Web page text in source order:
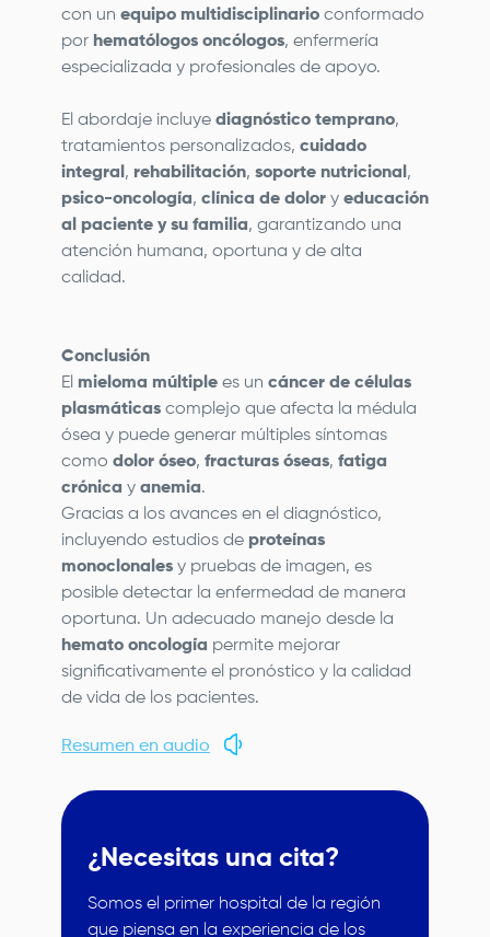
con un equipo multidisciplinario conformado
por hematólogos oncólogos, enfermería
especializada y profesionales de apoyo.
El abordaje incluye diagnóstico temprano,
tratamientos personalizados, cuidado
integral, rehabilitación, soporte nutricional,
psico-oncología, clínica de dolor y educación
al paciente y su familia, garantizando una
atención humana, oportuna y de alta
calidad.
Conclusión
El mieloma múltiple es un cáncer de células
plasmáticas complejo que afecta la médula
ósea y puede generar múltiples síntomas
como dolor óseo, fracturas óseas, fatiga
crónica y anemia.
Gracias a los avances en el diagnóstico,
incluyendo estudios de proteínas
monoclonales y pruebas de imagen, es
posible detectar la enfermedad de manera
oportuna. Un adecuado manejo desde la
hemato oncología permite mejorar
significativamente el pronóstico y la calidad
de vida de los pacientes.
Resumen en audio
¿Necesitas una cita?
Somos el primer hospital de la región
que piensa en la experiencia de los